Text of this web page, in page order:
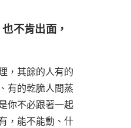
不肯出面，
，其餘的人有的
有的乾脆人間蒸
你不必跟著一起
，能不能動、什